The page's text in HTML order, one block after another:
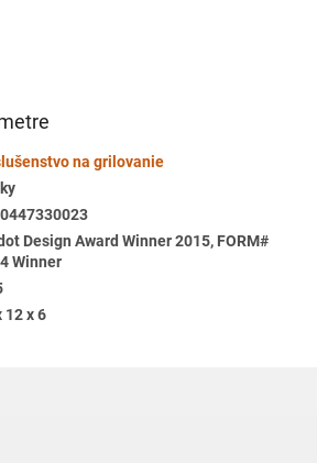
na grilovanie
Design Award Winner 2015, FORM#
Winner
12 x 6